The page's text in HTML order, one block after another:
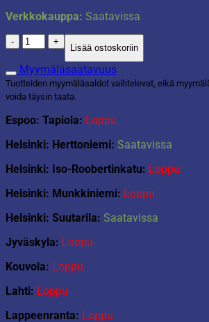
Verkkokauppa: Saatavissa
Patakinnas
sininen
määrä
Lisää ostoskoriin
Myymäläsaatavuus
Tuotteiden myymäläsaldot vaihtelevat, eikä
voida täysin taata.
Espoo: Tapiola: Loppu
Helsinki: Herttoniemi: Saatavissa
Helsinki: Iso-Roobertinkatu: Loppu
Helsinki: Munkkiniemi: Loppu
Helsinki: Suutarila: Saatavissa
Jyväskyla: Loppu
Kouvola: Loppu
Lahti: Loppu
Lappeenranta: Loppu